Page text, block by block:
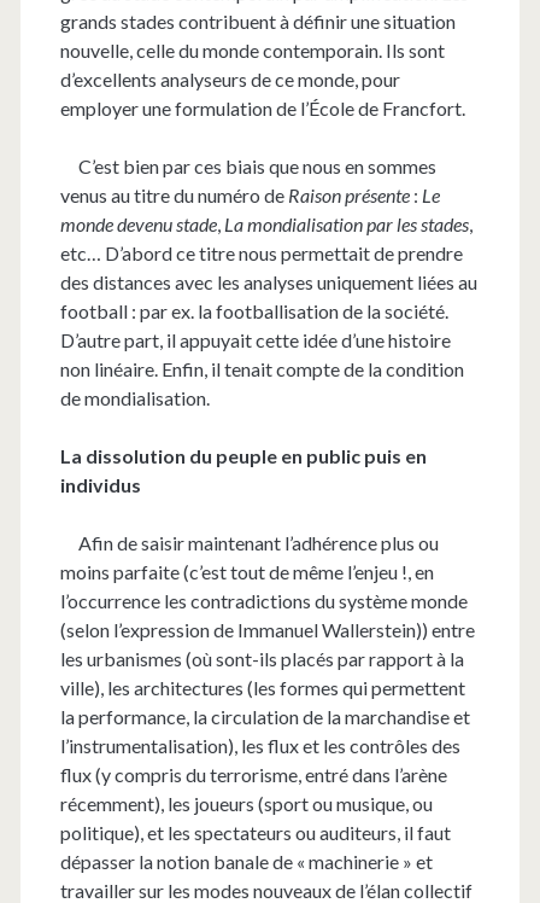
grands stades contribuent à définir une situation
nouvelle, celle du monde contemporain. Ils sont
d’excellents analyseurs de ce monde, pour
employer une formulation de l’École de Francfort.
C’est bien par ces biais que nous en sommes
venus au titre du numéro de Raison présente: Le
monde devenu stade, La mondialisation par les stades,
etc… D’abord ce titre nous permettait de prendre
des distances avec les analyses uniquement liées au
football : par ex. la footballisation de la société.
D’autre part, il appuyait cette idée d’une histoire
non linéaire. Enfin, il tenait compte de la condition
de mondialisation.
La dissolution du peuple en public puis en
individus
Afin de saisir maintenant l’adhérence plus ou
moins parfaite (c’est tout de même l’enjeu !, en
l’occurrence les contradictions du système monde
(selon l’expression de Immanuel Wallerstein)) entre
les urbanismes (où sont-ils placés par rapport à la
ville), les architectures (les formes qui permettent
la performance, la circulation de la marchandise et
l’instrumentalisation), les flux et les contrôles des
flux (y compris du terrorisme, entré dans l’arène
récemment), les joueurs (sport ou musique, ou
politique), et les spectateurs ou auditeurs, il faut
dépasser la notion banale de « machinerie » et
travailler sur les modes nouveaux de l’élan collectif